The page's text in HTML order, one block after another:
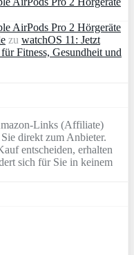
AirPods Pro 2 Hörgeräte
zu watchOS 11: Jetzt
Fitness, Gesundheit und
Links (Affiliate)
direkt zum Anbieter.
entscheiden, erhalten
sich für Sie in keinem